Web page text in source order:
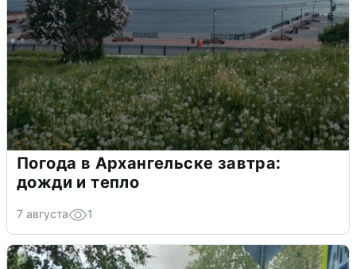
Погода в Архангельске завтра:
дожди и тепло
7 августа 1